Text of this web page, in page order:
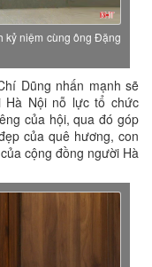
kỷ niệm cùng ông Đặng
Dũng nhấn mạnh sẽ
Hà Nội nỗ lực tổ chức
của hội, qua đó góp
của quê hương, con
cộng đồng người Hà